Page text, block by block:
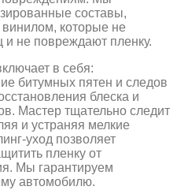
составы,
которые не
и не повреждают пленку.
в себя:
битумных пятен и следов
блеска и
Мастер тщательно следит
и устраняя мелкие
уход позволяет
пленку от
Мы гарантируем
автомобилю.